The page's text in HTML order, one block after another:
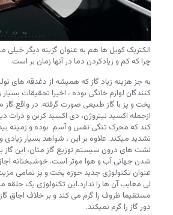
الکتریک کویل ها هم به عنوان گزینه دیگر خیلی
چرا که کم و زیادکردن دما در آنها زمان بر است.
به جز هزینه زیاد گاز که همیشه از دغدقه های
کنندگان لوازم خانگی بوده ، اخیرا تحقیقات
پخت و پز با گاز طبیعی صورت گرفته. در واقع گاز
ازجمله اکسید نیتروژن، دی اکسید کربن و ذرات
کند که محرک تنگی نفس و آسم بوده و زمینه
تشدید میکند. علاوه بر این ، شواهد بسیار
نشت های درون سیستم توزیع گاز متان، این گاز
شدن جهانی آب و هوا موثر است. خوشبختانه
عنوان تکنولوژی جدید حوزه پخت و پز تمامی مزیت
لی معایب آن ها را ندارد.این تکنولوژی یک حلقه
مستقیما ظروف را گرم می کند و بر خلاف اجاق
دور گاز را گرم نمیکند.